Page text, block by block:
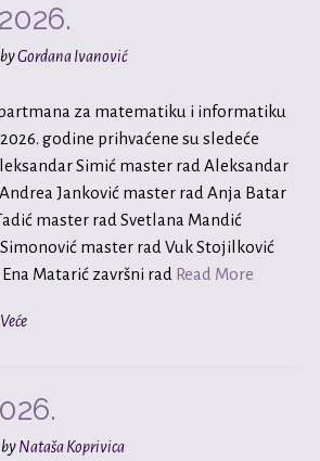
byGordana Ivanović
za matematiku i informatiku
godine prihvaćene su sledeće
Simić master rad Aleksandar
Janković master rad Anja Batar
master rad Svetlana Mandić
master rad Vuk Stojilković
Matarić završni rad Read More
Veće
byNataša Koprivica